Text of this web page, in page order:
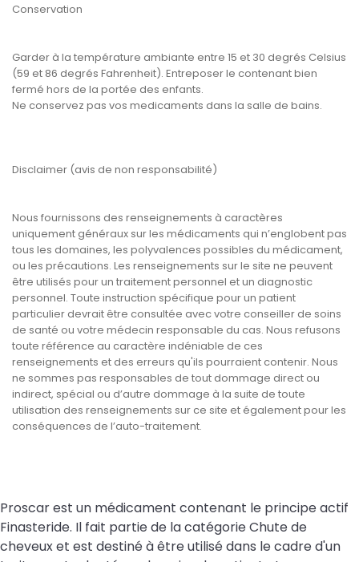
Conservation
Garder à la température ambiante entre 15 et 30 degrés Celsius
(59 et 86 degrés Fahrenheit). Entreposer le contenant bien
fermé hors de la portée des enfants.
Ne conservez pas vos medicaments dans la salle de bains.
Disclaimer (avis de non responsabilité)
Nous fournissons des renseignements à caractères
uniquement généraux sur les médicaments qui n’englobent pas
tous les domaines, les polyvalences possibles du médicament,
ou les précautions. Les renseignements sur le site ne peuvent
être utilisés pour un traitement personnel et un diagnostic
personnel. Toute instruction spécifique pour un patient
particulier devrait être consultée avec votre conseiller de soins
de santé ou votre médecin responsable du cas. Nous refusons
toute référence au caractère indéniable de ces
renseignements et des erreurs qu'ils pourraient contenir. Nous
ne sommes pas responsables de tout dommage direct ou
indirect, spécial ou d’autre dommage à la suite de toute
utilisation des renseignements sur ce site et également pour les
conséquences de l’auto-traitement.
Proscar est un médicament contenant le principe actif
Finasteride. Il fait partie de la catégorie Chute de
cheveux et est destiné à être utilisé dans le cadre d'un